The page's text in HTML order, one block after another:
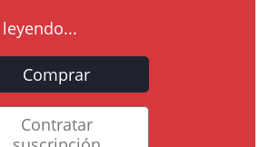
Comprar
Contratar